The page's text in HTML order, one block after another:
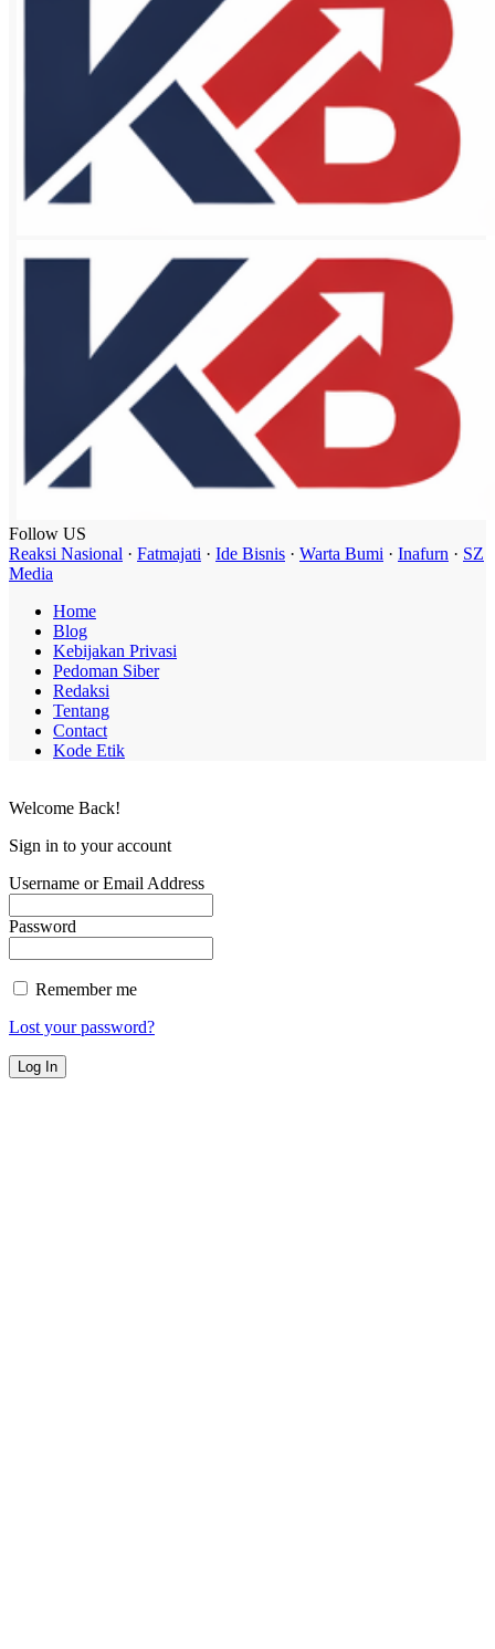
Follow US
Reaksi Nasional · Fatmajati · Ide Bisnis · Warta Bumi · Inafurn · SZ
Media
Home
Blog
Kebijakan Privasi
Pedoman Siber
Redaksi
Tentang
Contact
Kode Etik
Welcome Back!
Sign in to your account
Username or Email Address
Password
Remember me
Lost your password?